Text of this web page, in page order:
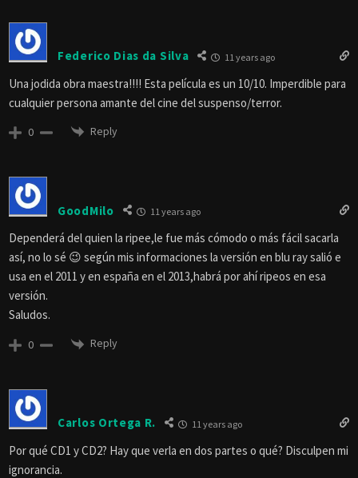
Federico Dias da Silva 11 years ago
Una jodida obra maestra!!!! Esta película es un 10/10. Imperdible para
cualquier persona amante del cine del suspenso/terror.
0 Reply
GoodMilo 11 years ago
Dependerá del quien la ripee,le fue más cómodo o más fácil sacarla
así, no lo sé 😉 según mis informaciones la versión en blu ray salió e
usa en el 2011 y en españa en el 2013,habrá por ahí ripeos en esa
versión.
Saludos.
0 Reply
Carlos Ortega R. 11 years ago
Por qué CD1 y CD2? Hay que verla en dos partes o qué? Disculpen mi
ignorancia.